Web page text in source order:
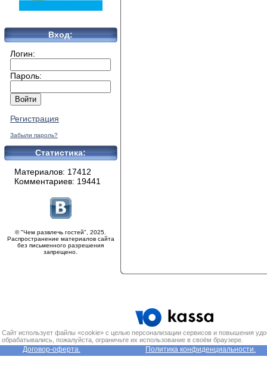
Вход:
Логин:
Пароль:
Регистрация
Забыли пароль?
Статистика:
Материалов: 17412
Комментариев: 19441
© "Чем развлечь гостей", 2025.
Распространение материалов сайта
без письменного разрешения
запрещено.
Сайт использует файлы «cookie» с целью персонализации сервисов и повышения
обрабатывались, пожалуйста, ограничьте их использование в своём браузере.
Договор-оферта. Политика конфиденциальности.